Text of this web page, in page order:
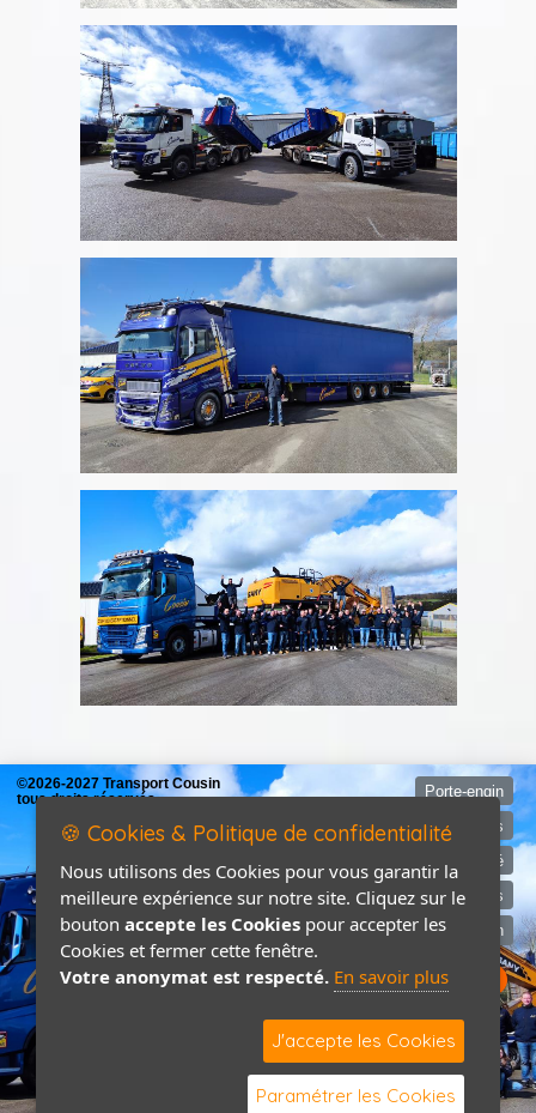
©2026-2027 Transport Cousin
tous droits réservés
Porte-engin
Mentions légales
Politique de confidentialité
Devis
Contact / Plan
🍪 Cookies & Politique de confidentialité
Nous utilisons des Cookies pour vous garantir la
meilleure expérience sur notre site. Cliquez sur le
bouton accepte les Cookies pour accepter les
Cookies et fermer cette fenêtre.
Votre anonymat est respecté. En savoir plus
J'accepte les Cookies
Paramétrer les Cookies